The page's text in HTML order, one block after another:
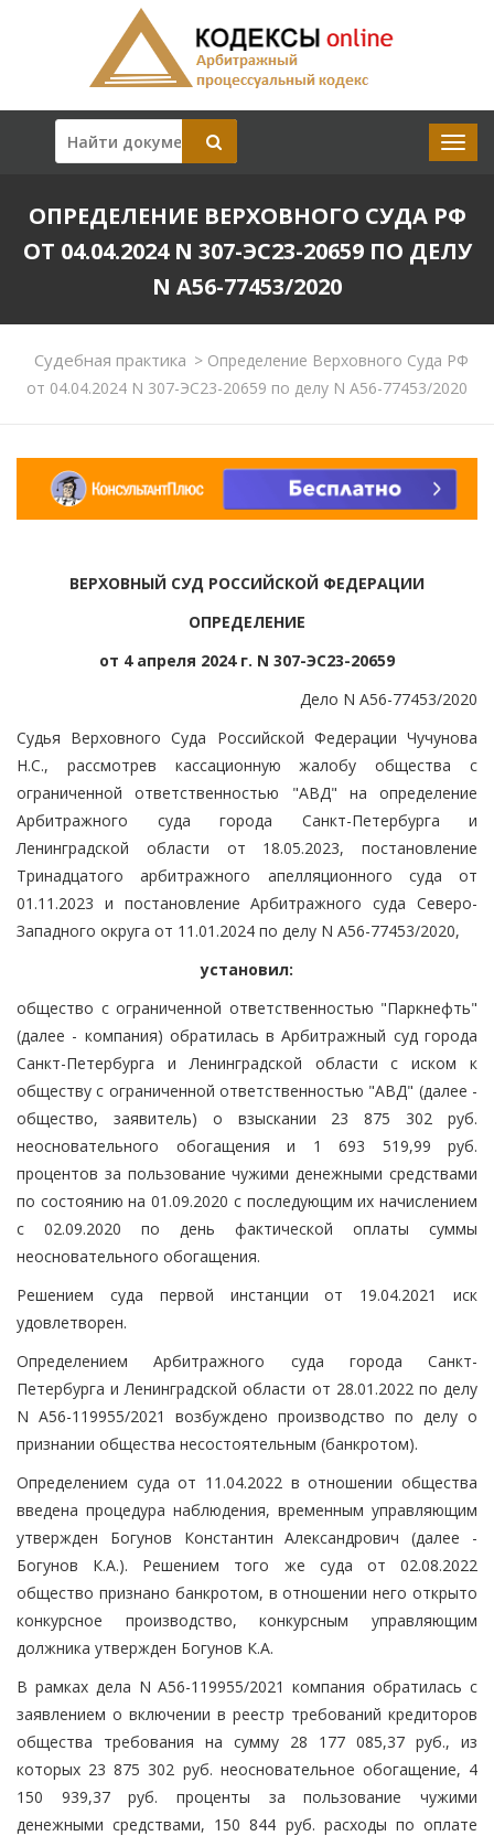
ОПРЕДЕЛЕНИЕ ВЕРХОВНОГО СУДА РФ
ОТ 04.04.2024 N 307-ЭС23-20659 ПО ДЕЛУ
N А56-77453/2020
Судебная практика >Определение Верховного Суда РФ
от 04.04.2024 N 307-ЭС23-20659 по делу N А56-77453/2020
ВЕРХОВНЫЙ СУД РОССИЙСКОЙ ФЕДЕРАЦИИ
ОПРЕДЕЛЕНИЕ
от 4 апреля 2024 г. N 307-ЭС23-20659
Дело N А56-77453/2020
Судья Верховного Суда Российской Федерации Чучунова
Н.С., рассмотрев кассационную жалобу общества с
ограниченной ответственностью "АВД" на определение
Арбитражного суда города Санкт-Петербурга и
Ленинградской области от 18.05.2023, постановление
Тринадцатого арбитражного апелляционного суда от
01.11.2023 и постановление Арбитражного суда Северо-
Западного округа от 11.01.2024 по делу N А56-77453/2020,
установил:
общество с ограниченной ответственностью "Паркнефть"
(далее - компания) обратилась в Арбитражный суд города
Санкт-Петербурга и Ленинградской области с иском к
обществу с ограниченной ответственностью "АВД" (далее -
общество, заявитель) о взыскании 23 875 302 руб.
неосновательного обогащения и 1 693 519,99 руб.
процентов за пользование чужими денежными средствами
по состоянию на 01.09.2020 с последующим их начислением
с 02.09.2020 по день фактической оплаты суммы
неосновательного обогащения.
Решением суда первой инстанции от 19.04.2021 иск
удовлетворен.
Определением Арбитражного суда города Санкт-
Петербурга и Ленинградской области от 28.01.2022 по делу
N А56-119955/2021 возбуждено производство по делу о
признании общества несостоятельным (банкротом).
Определением суда от 11.04.2022 в отношении общества
введена процедура наблюдения, временным управляющим
утвержден Богунов Константин Александрович (далее -
Богунов К.А.). Решением того же суда от 02.08.2022
общество признано банкротом, в отношении него открыто
конкурсное производство, конкурсным управляющим
должника утвержден Богунов К.А.
В рамках дела N А56-119955/2021 компания обратилась с
заявлением о включении в реестр требований кредиторов
общества требования на сумму 28 177 085,37 руб., из
которых 23 875 302 руб. неосновательное обогащение, 4
150 939,37 руб. проценты за пользование чужими
денежными средствами, 150 844 руб. расходы по оплате